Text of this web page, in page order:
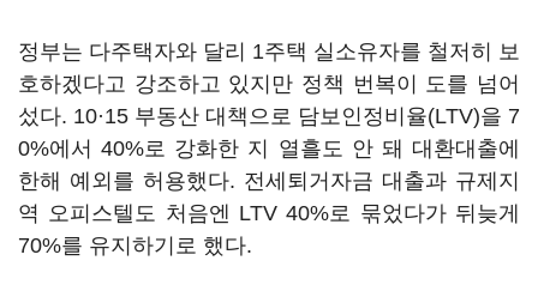
정부는 다주택자와 달리 1주택 실소유자를 철저히 보
호하겠다고 강조하고 있지만 정책 번복이 도를 넘어
섰다. 10·15 부동산 대책으로 담보인정비율(LTV)을 7
0%에서 40%로 강화한 지 열흘도 안 돼 대환대출에
한해 예외를 허용했다. 전세퇴거자금 대출과 규제지
역 오피스텔도 처음엔 LTV 40%로 묶었다가 뒤늦게
70%를 유지하기로 했다.